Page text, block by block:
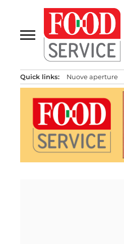
contenuto
Quick links: Nuove aperture